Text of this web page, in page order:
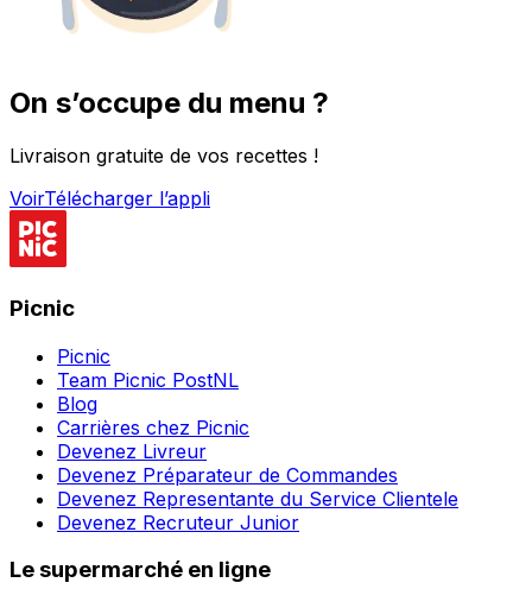
On s’occupe du menu ?
Livraison gratuite de vos recettes !
VoirTélécharger l’appli
Picnic
Picnic
Team Picnic PostNL
Blog
Carrières chez Picnic
Devenez Livreur
Devenez Préparateur de Commandes
Devenez Representante du Service Clientele
Devenez Recruteur Junior
Le supermarché en ligne